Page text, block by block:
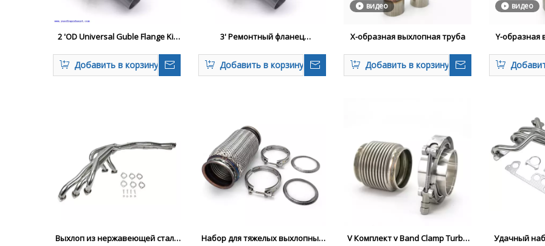
2 'OD Universal Guble Flange Kit
гибкого соединения
Добавить в корзину
3' Ремонтный фланец
соединения Универсальный
пружинный болт
Добавить в корзину
видео
Х-образная выхлопная труба
Добавить в корзину
видео
Y-образная
Выхлоп из нержавеющей стали
Набор для тяжелых выхлопных
V Комплект v Band Clamp Turbo
Удачный